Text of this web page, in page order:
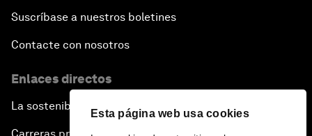
Esta página web usa cookies
Suscríbase a nuestros boletines
Contacte con nosotros
Enlaces directos
La sostenibilidad en el Foro